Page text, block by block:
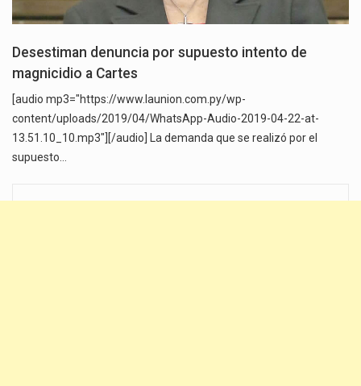
Desestiman denuncia por supuesto intento de
magnicidio a Cartes
[audio mp3="https://www.launion.com.py/wp-
content/uploads/2019/04/WhatsApp-Audio-2019-04-22-at-
13.51.10_10.mp3"][/audio] La demanda que se realizó por el
supuesto…